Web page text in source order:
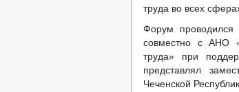
труда во всех
Форум проводился
совместно с АНО
труда» при
представлял
Чеченской